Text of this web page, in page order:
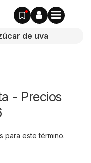
- Precios
para este término.